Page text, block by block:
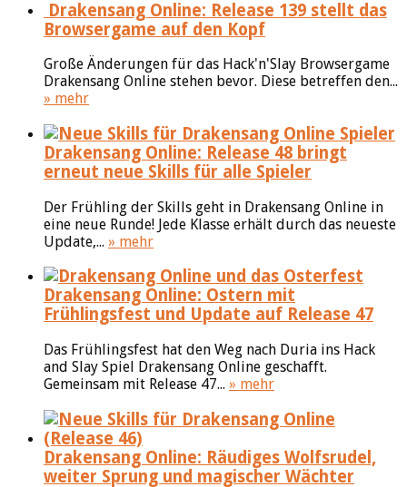
Drakensang Online: Release 139 stellt das
Browsergame auf den Kopf
Große Änderungen für das Hack'n'Slay Browsergame
Drakensang Online stehen bevor. Diese betreffen den...
» mehr
Drakensang Online: Release 48 bringt
erneut neue Skills für alle Spieler
Der Frühling der Skills geht in Drakensang Online in
eine neue Runde! Jede Klasse erhält durch das neueste
Update,... » mehr
Drakensang Online: Ostern mit
Frühlingsfest und Update auf Release 47
Das Frühlingsfest hat den Weg nach Duria ins Hack
and Slay Spiel Drakensang Online geschafft.
Gemeinsam mit Release 47... » mehr
Drakensang Online: Räudiges Wolfsrudel,
weiter Sprung und magischer Wächter